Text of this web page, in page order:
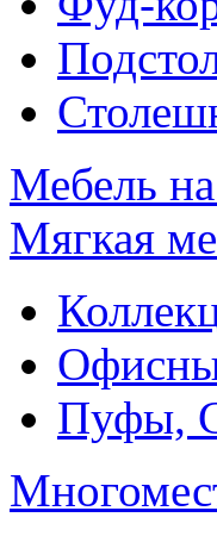
Мебель на
Мягкая
Пуфы,